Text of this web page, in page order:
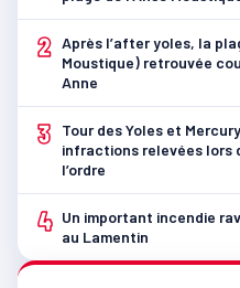
2 Après l’after yoles, la
Moustique) retrouvée
Anne
3
Tour des Yoles et
infractions relevées lors
l’ordre
4 Un important incendie
au Lamentin